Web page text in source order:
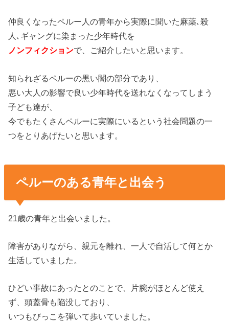
仲良くなったペルー人の青年から実際に聞いた麻薬､殺
人､ギャングに染まった少年時代を
ノンフィクションで、ご紹介したいと思います。
知られざるペルーの黒い闇の部分であり、
悪い大人の影響で良い少年時代を送れなくなってしまう
子ども達が、
今でもたくさんペルーに実際にいるという社会問題の一
つをとりあげたいと思います。
ペルーのある青年と出会う
21歳の青年と出会いました。
障害がありながら、親元を離れ、一人で自活して何とか
生活していました。
ひどい事故にあったとのことで、片腕がほとんど使え
ず、頭蓋骨も陥没しており、
いつもびっこを弾いて歩いていました。